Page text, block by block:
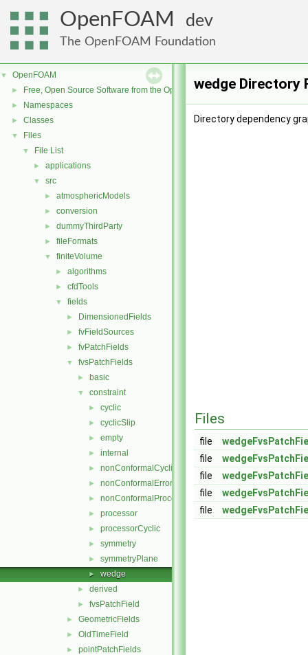
OpenFOAM dev
The OpenFOAM Foundation
▼ OpenFOAM
► Free, Open Source Software from the OpenFOAM Foundation
► Namespaces
► Classes
▼ Files
▼ File List
► applications
▼ src
► atmosphericModels
► conversion
► dummyThirdParty
► fileFormats
▼ finiteVolume
► algorithms
► cfdTools
▼ fields
► DimensionedFields
► fvFieldSources
► fvPatchFields
▼ fvsPatchFields
► basic
▼ constraint
► cyclic
► cyclicSlip
► empty
► internal
► nonConformalCyclic
► nonConformalError
► nonConformalProcessorCyclic
► processor
► processorCyclic
► symmetry
► symmetryPlane
► wedge
► derived
► fvsPatchField
► GeometricFields
► OldTimeField
► pointPatchFields
wedge Directory
Directory dependency
Files
file
file
file
file
file